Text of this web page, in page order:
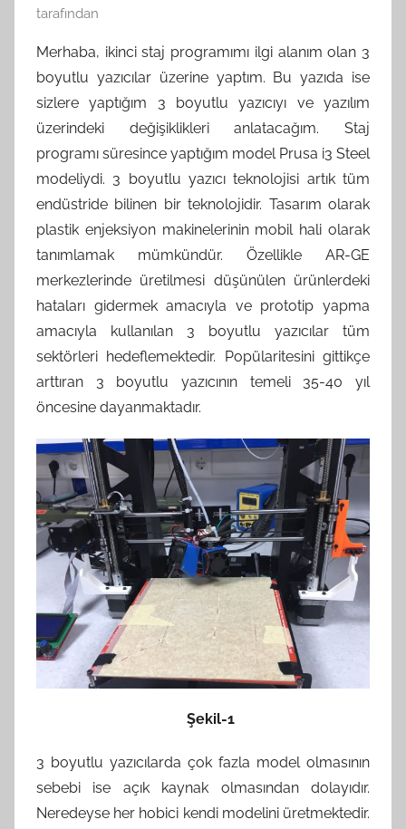
tarafından
Merhaba, ikinci staj programımı ilgi alanım olan 3
boyutlu yazıcılar üzerine yaptım. Bu yazıda ise
sizlere yaptığım 3 boyutlu yazıcıyı ve yazılım
üzerindeki değişiklikleri anlatacağım. Staj
programı süresince yaptığım model Prusa i3 Steel
modeliydi. 3 boyutlu yazıcı teknolojisi artık tüm
endüstride bilinen bir teknolojidir. Tasarım olarak
plastik enjeksiyon makinelerinin mobil hali olarak
tanımlamak mümkündür. Özellikle AR-GE
merkezlerinde üretilmesi düşünülen ürünlerdeki
hataları gidermek amacıyla ve prototip yapma
amacıyla kullanılan 3 boyutlu yazıcılar tüm
sektörleri hedeflemektedir. Popülaritesini gittikçe
arttıran 3 boyutlu yazıcının temeli 35-40 yıl
öncesine dayanmaktadır.
Şekil-1
3 boyutlu yazıcılarda çok fazla model olmasının
sebebi ise açık kaynak olmasından dolayıdır.
Neredeyse her hobici kendi modelini üretmektedir.